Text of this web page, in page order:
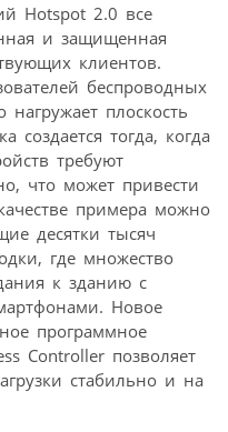
Hotspot 2.0 все
и защищенная
клиентов.
беспроводных
нагружает плоскость
создается тогда, когда
требуют
что может привести
примера можно
десятки тысяч
где множество
к зданию с
Новое
программное
Controller позволяет
стабильно и на